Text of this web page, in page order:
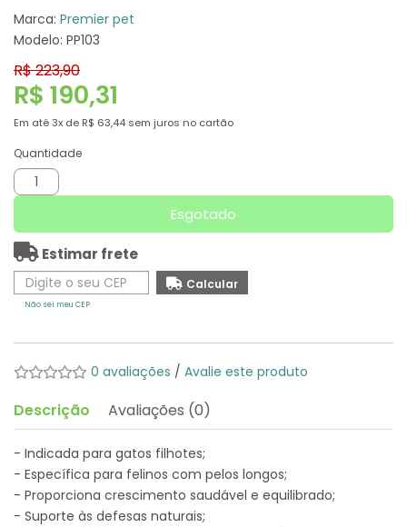
Marca: Premier pet
Modelo: PP103
R$ 223,90
R$ 190,31
Em até3x de R$ 63,44 sem juros no cartão
Quantidade
Esgotado
Estimar frete
Não sei meu CEP
0 avaliações / Avalie este produto
Descrição Avaliações (0)
- Indicada para gatos filhotes;
- Específica para felinos com pelos longos;
- Proporciona crescimento saudável e equilibrado;
- Suporte às defesas naturais;